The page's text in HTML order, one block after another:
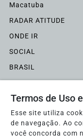
Macatuba
RADAR ATITUDE
ONDE IR
SOCIAL
BRASIL
FAQ
Pesquisar Notícia
Termos de Uso
Esse site utiliza
de navegação. Ao
você concorda com